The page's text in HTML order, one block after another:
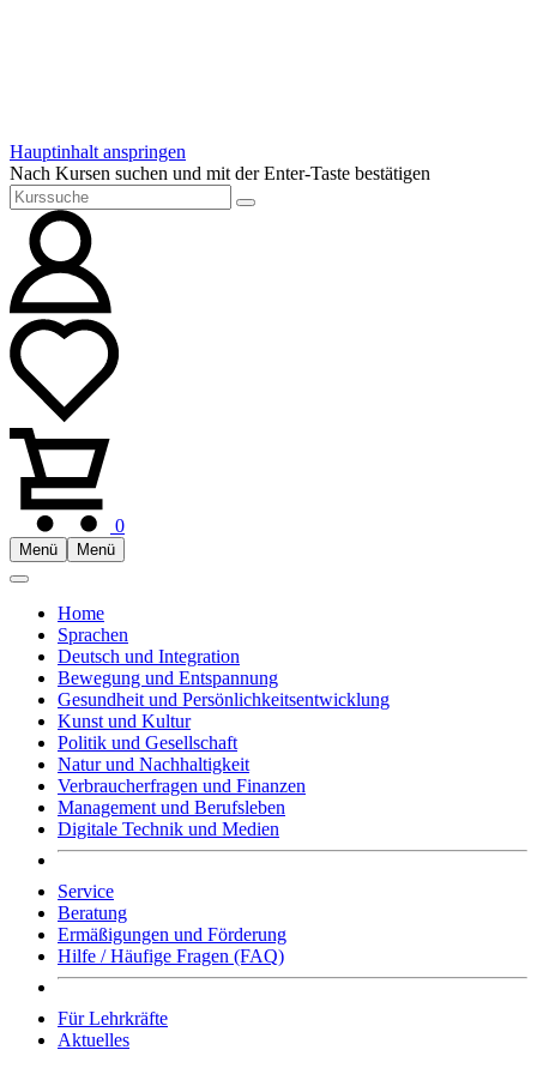
Hauptinhalt anspringen
Nach Kursen suchen und mit der Enter-Taste bestätigen
0
Menü Menü
Home
Sprachen
Deutsch und Integration
Bewegung und Entspannung
Gesundheit und Persönlichkeitsentwicklung
Kunst und Kultur
Politik und Gesellschaft
Natur und Nachhaltigkeit
Verbraucherfragen und Finanzen
Management und Berufsleben
Digitale Technik und Medien
Service
Beratung
Ermäßigungen und Förderung
Hilfe / Häufige Fragen (FAQ)
Für Lehrkräfte
Aktuelles